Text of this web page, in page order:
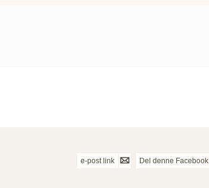
e-post link Del denne Facebook